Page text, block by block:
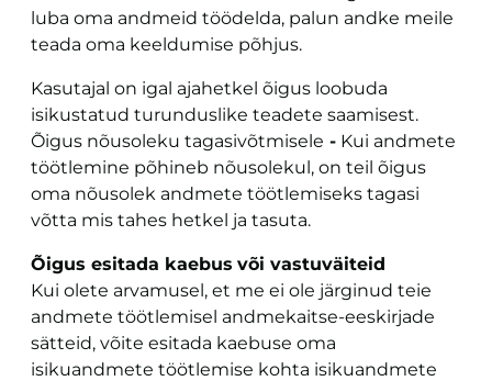
luba oma andmeid töödelda, palun andke meile
teada oma keeldumise põhjus.
Kasutajal on igal ajahetkel õigus loobuda
isikustatud turunduslike teadete saamisest.
Õigus nõusoleku tagasivõtmisele - Kui andmete
töötlemine põhineb nõusolekul, on teil õigus
oma nõusolek andmete töötlemiseks tagasi
võtta mis tahes hetkel ja tasuta.
Õigus esitada kaebus või vastuväiteid
Kui olete arvamusel, et me ei ole järginud teie
andmete töötlemisel andmekaitse-eeskirjade
sätteid, võite esitada kaebuse oma
isikuandmete töötlemise kohta isikuandmete